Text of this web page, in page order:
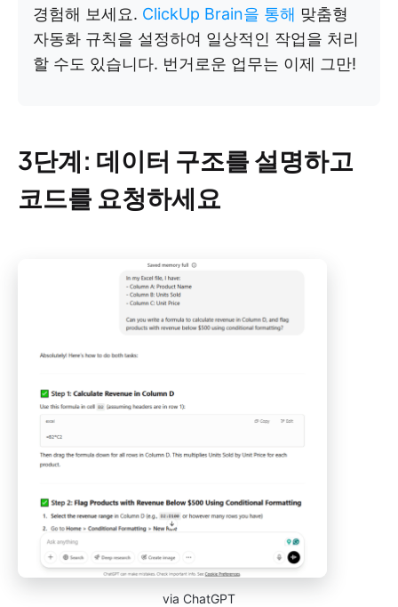
경험해 보세요. ClickUp Brain을 통해 맞춤형
자동화 규칙을 설정하여 일상적인 작업을 처리
할 수도 있습니다. 번거로운 업무는 이제 그만!
3단계: 데이터 구조를 설명하고
코드를 요청하세요
via ChatGPT